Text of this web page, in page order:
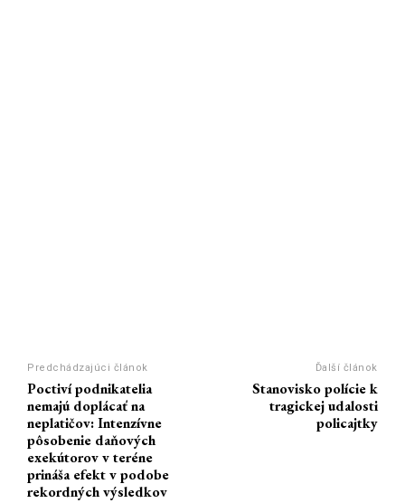
Predchádzajúci článok
Poctiví podnikatelia
nemajú doplácať na
neplatičov: Intenzívne
pôsobenie daňových
exekútorov v teréne
prináša efekt v podobe
rekordných výsledkov
Ďalší článok
Stanovisko polície k
tragickej udalosti
policajtky